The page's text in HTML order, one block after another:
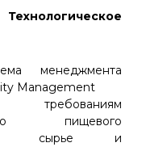
менеджмента
Management
требованиям
пищевого
сырье и